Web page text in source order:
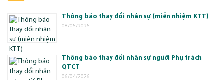
Thông báo thay đổi nhân sự (miễn nhiệm KTT)
08/06/2026
Thông báo thay đổi nhân sự người Phụ trách
QTCT
06/04/2026